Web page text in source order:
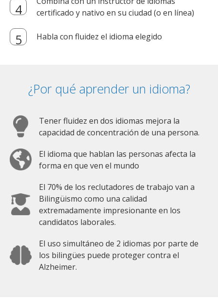
certificado y nativo en su ciudad (o en línea)
Habla con fluidez el idioma elegido
¿Por qué aprender un idioma?
Tener fluidez en dos idiomas mejora la
capacidad de concentración de una persona.
El idioma que hablan las personas afecta la
forma en que ven el mundo
El 70% de los reclutadores de trabajo van a
Bilingüismo como una calidad
extremadamente impresionante en los
candidatos laborales.
El uso simultáneo de 2 idiomas por parte de
los bilingües puede proteger contra el
Alzheimer.